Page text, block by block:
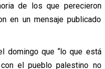
de los que perecieron
en un mensaje publicado
domingo que “lo que está
el pueblo palestino no